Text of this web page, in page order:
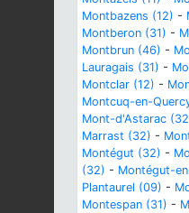
Montbazens (12) -
Montberon (31) -
Montbrun (46) -
Lauragais (31) -
Montclar (12) -
Montcuq-en-
Mont-d'Astarac
Marrast (32) -
Montégut (32) -
(32) - Montégut-
Plantaurel (09) -
Montespan (31) -